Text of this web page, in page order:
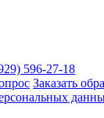
596-27-18
Заказать